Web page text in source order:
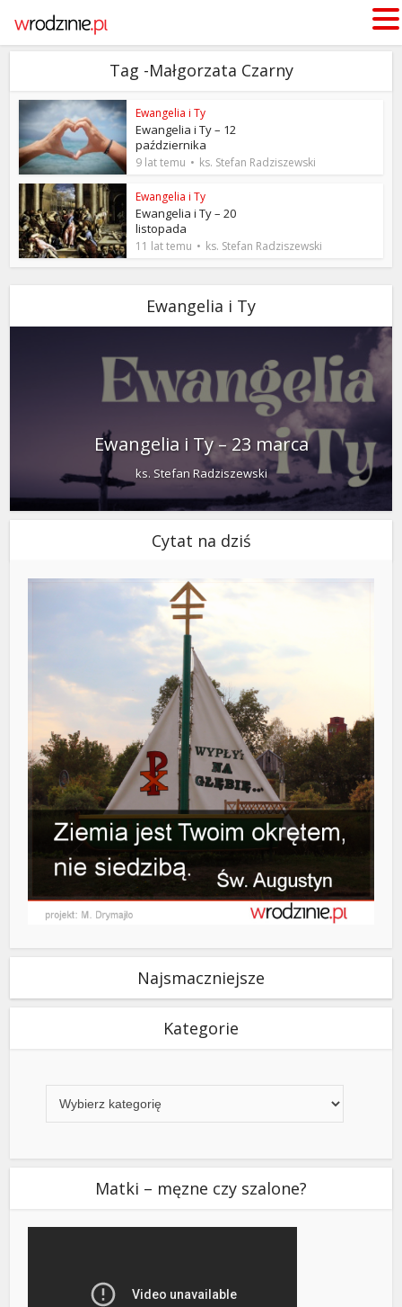
Tag -Małgorzata Czarny
Ewangelia i Ty
Ewangelia i Ty – 12
października
9 lat temu ks. Stefan Radziszewski
Ewangelia i Ty
Ewangelia i Ty – 20
listopada
11 lat temu ks. Stefan Radziszewski
Ewangelia i Ty
Ewangelia i Ty – 23 marca
ks. Stefan Radziszewski
Cytat na dziś
Najsmaczniejsze
Kategorie
Matki – męzne czy szalone?